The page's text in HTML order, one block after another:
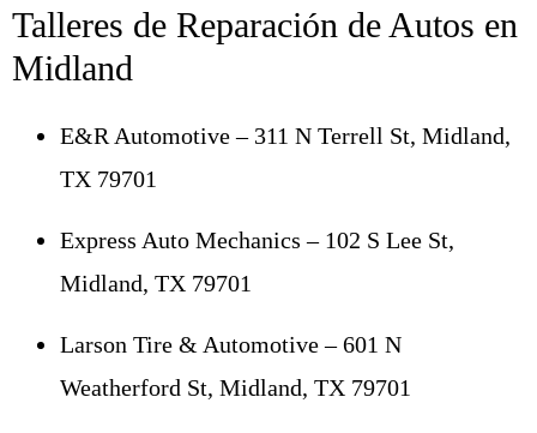
Talleres de Reparación de Autos en
Midland
E&R Automotive – 311 N Terrell St, Midland,
TX 79701
Express Auto Mechanics – 102 S Lee St,
Midland, TX 79701
Larson Tire & Automotive – 601 N
Weatherford St, Midland, TX 79701